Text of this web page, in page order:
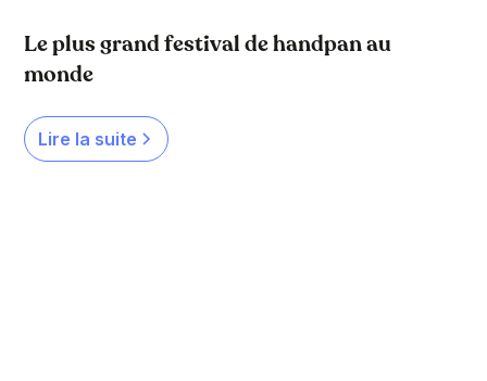
Le plus grand festival de handpan au
monde
Lire la suite